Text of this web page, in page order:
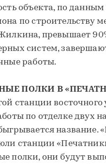
объекта, по
по строительству
превышает
систем,
работы.
ПОЛКИ В
станции восточного
по отделке двух
название.
станции
полки, они будут